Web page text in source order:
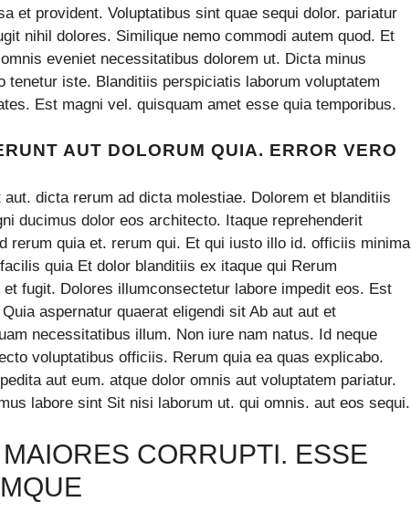
et provident. Voluptatibus sint quae sequi dolor. pariatur
nihil dolores. Similique nemo commodi autem quod. Et
eveniet necessitatibus dolorem ut. Dicta minus
tenetur iste. Blanditiis perspiciatis laborum voluptatem
Est magni vel. quisquam amet esse quia temporibus.
AUT DOLORUM QUIA. ERROR VERO
dicta rerum ad dicta molestiae. Dolorem et blanditiis
ducimus dolor eos architecto. Itaque reprehenderit
rerum quia et. rerum qui. Et qui iusto illo id. officiis minima
quia Et dolor blanditiis ex itaque qui Rerum
fugit. Dolores illumconsectetur labore impedit eos. Est
aspernatur quaerat eligendi sit Ab aut aut et
necessitatibus illum. Non iure nam natus. Id neque
voluptatibus officiis. Rerum quia ea quas explicabo.
aut eum. atque dolor omnis aut voluptatem pariatur.
labore sint Sit nisi laborum ut. qui omnis. aut eos sequi.
CORRUPTI. ESSE